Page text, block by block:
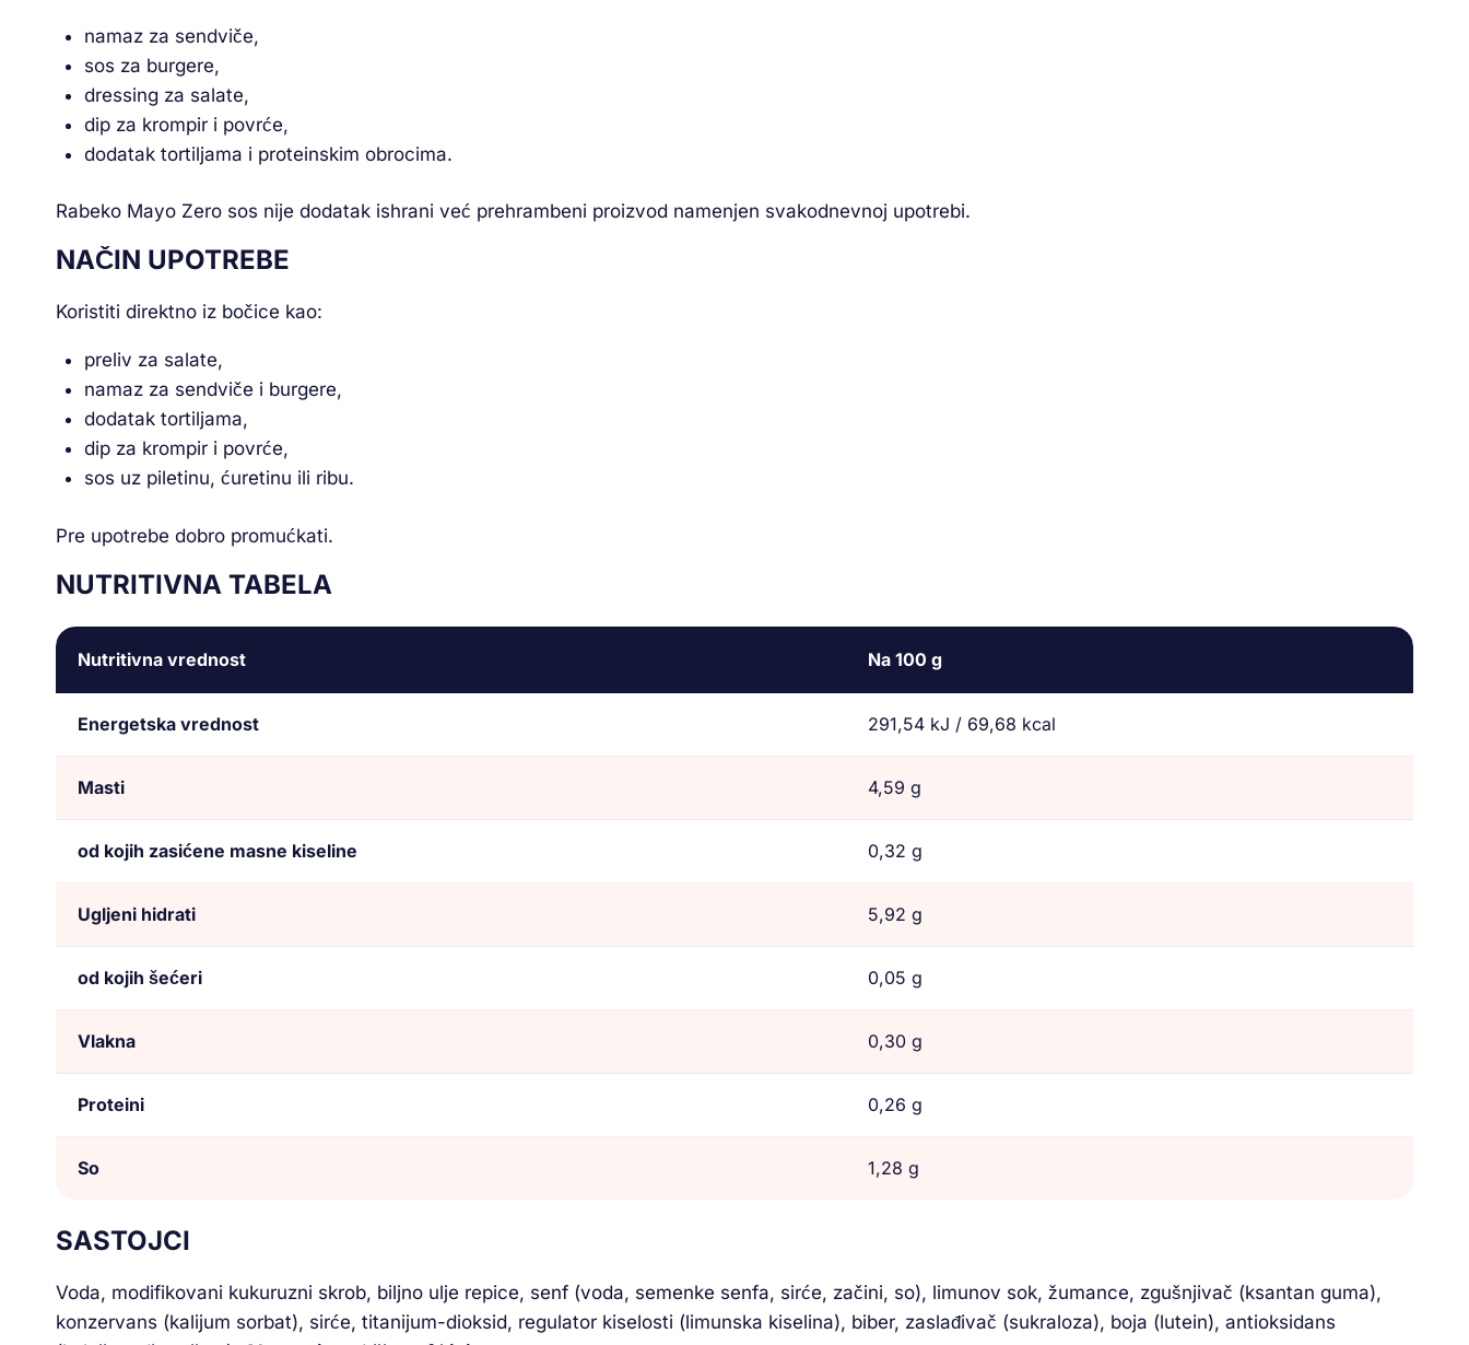
namaz za sendviče,
sos za burgere,
dressing za salate,
dip za krompir i povrće,
dodatak tortiljama i proteinskim obrocima.
Rabeko Mayo Zero sos nije dodatak ishrani već prehrambeni proizvod namenjen svakodnevnoj upotrebi.
NAČIN UPOTREBE
Koristiti direktno iz bočice kao:
preliv za salate,
namaz za sendviče i burgere,
dodatak tortiljama,
dip za krompir i povrće,
sos uz piletinu, ćuretinu ili ribu.
Pre upotrebe dobro promućkati.
NUTRITIVNA TABELA
Nutritivna vrednost Na 100 g
Energetska vrednost 291,54 kJ / 69,68 kcal
Masti 4,59 g
od kojih zasićene masne kiseline 0,32 g
Ugljeni hidrati 5,92 g
od kojih šećeri 0,05 g
Vlakna 0,30 g
Proteini 0,26 g
So 1,28 g
SASTOJCI
Voda, modifikovani kukuruzni skrob, biljno ulje repice, senf (voda, semenke senfa, sirće, začini, so), limunov sok, žumance, zgušnjivač (ksantan guma),
konzervans (kalijum sorbat), sirće, titanijum-dioksid, regulator kiselosti (limunska kiselina), biber, zaslađivač (sukraloza), boja (lutein), antioksidans